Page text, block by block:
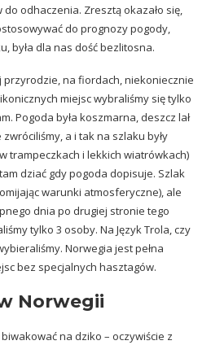
odhaczenia. Zresztą okazało się,
do prognozy pogody,
była dla nas dość bezlitosna.
przyrodzie, na fiordach, niekoniecznie
miejsc wybraliśmy się tylko
Pogoda była koszmarna, deszcz lał
a i tak na szlaku były
trampeczkach i lekkich wiatrówkach)
dziać gdy pogoda dopisuje. Szlak
warunki atmosferyczne), ale
dnia po drugiej stronie tego
tylko 3 osoby. Na Język Trola, czy
Norwegia jest pełna
bez specjalnych hasztagów.
Norwegii
na dziko – oczywiście z